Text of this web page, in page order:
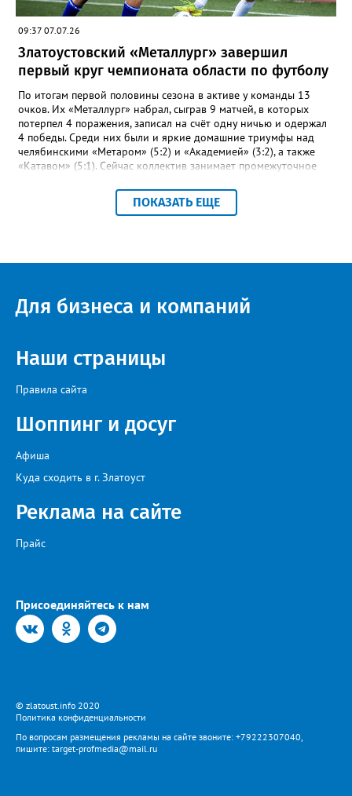
09:37 07.07.26
Златоустовский «Металлург» завершил
первый круг чемпионата области по футболу
По итогам первой половины сезона в активе у команды 13
очков. Их «Металлург» набрал, сыграв 9 матчей, в которых
потерпел 4 поражения, записал на счёт одну ничью и одержал
4 победы. Среди них были и яркие домашние триумфы над
челябинскими «Метаром» (5:2) и «Академией» (3:2), а также
«Катавом» (5:1). Сейчас коллектив занимает промежуточное
Строкой выше златоустовцев – коркинский «Шахтёр». При
прочих одинаковых показателях двух идущих плечом к плечу
возможность улучшить свои позиции в турнирной таблице и
лидирует «Звезда» из Чебаркуля, в первую тройку также вошли
две челябинские команды – «Спартак» и «Метар».
ПОКАЗАТЬ ЕЩЕ
Для бизнеса и компаний
Наши страницы
Правила сайта
Шоппинг и досуг
Афиша
Куда сходить в г. Златоуст
Реклама на сайте
Прайс
Присоединяйтесь к нам
© zlatoust.info 2020
Политика конфиденциальности
По вопросам размещения рекламы на сайте звоните: +79222307040,
пишите: target-profmedia@mail.ru